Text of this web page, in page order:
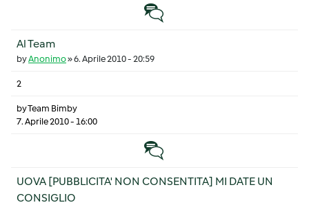
Discussione normale
Al Team
byAnonimo»6. Aprile 2010 - 20:59
2
byTeam Bimby
7. Aprile 2010 - 16:00
Discussione normale
UOVA [PUBBLICITA' NON CONSENTITA] MI DATE UN
CONSIGLIO